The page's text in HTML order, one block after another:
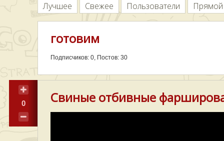
Лучшее Свежее Пользователи
готовим
Подписчиков: 0, Постов: 30
0 Свиные отбивные